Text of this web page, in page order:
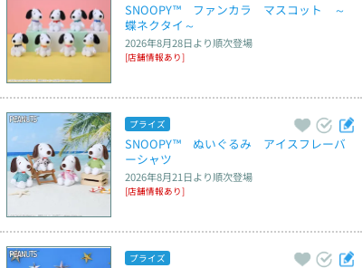
SNOOPY™　ファンカラ　マスコット　～
蝶ネクタイ～
2026年8月28日より順次登場
[店舗情報あり]
プライズ
SNOOPY™　ぬいぐるみ　アイスフレーバ
ーシャツ
2026年8月21日より順次登場
[店舗情報あり]
プライズ